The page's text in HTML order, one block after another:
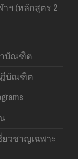
ฯ (หลักสูตร 2
าบัณฑิต
ฎีบัณฑิต
วชาญเฉพาะ